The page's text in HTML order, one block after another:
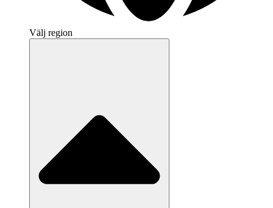
Välj region